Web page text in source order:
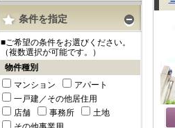
条件を指定
■ご希望の条件をお選びください。
（複数選択が可能です。）
物件種別
マンション
アパート
一戸建／その他居住用
店舗
事務所
土地